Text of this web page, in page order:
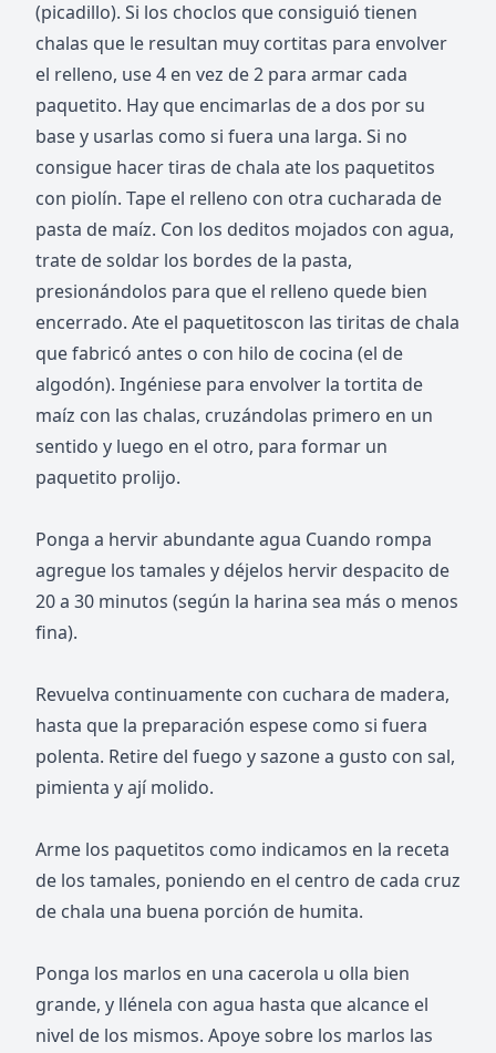
(picadillo). Si los choclos que consiguió tienen
chalas que le resultan muy cortitas para envolver
el relleno, use 4 en vez de 2 para armar cada
paquetito. Hay que encimarlas de a dos por su
base y usarlas como si fuera una larga. Si no
consigue hacer tiras de chala ate los paquetitos
con piolín. Tape el relleno con otra cucharada de
pasta de maíz. Con los deditos mojados con agua,
trate de soldar los bordes de la pasta,
presionándolos para que el relleno quede bien
encerrado. Ate el paquetitoscon las tiritas de chala
que fabricó antes o con hilo de cocina (el de
algodón). Ingéniese para envolver la tortita de
maíz con las chalas, cruzándolas primero en un
sentido y luego en el otro, para formar un
paquetito prolijo.
Ponga a hervir abundante agua Cuando rompa
agregue los tamales y déjelos hervir despacito de
20 a 30 minutos (según la harina sea más o menos
fina).
Revuelva continuamente con cuchara de madera,
hasta que la preparación espese como si fuera
polenta. Retire del fuego y sazone a gusto con sal,
pimienta y ají molido.
Arme los paquetitos como indicamos en la receta
de los tamales, poniendo en el centro de cada cruz
de chala una buena porción de humita.
Ponga los marlos en una cacerola u olla bien
grande, y llénela con agua hasta que alcance el
nivel de los mismos. Apoye sobre los marlos las